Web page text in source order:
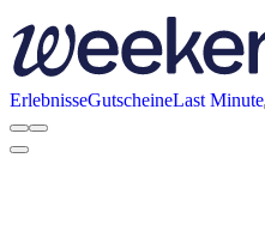
ErlebnisseGutscheineLast Minute